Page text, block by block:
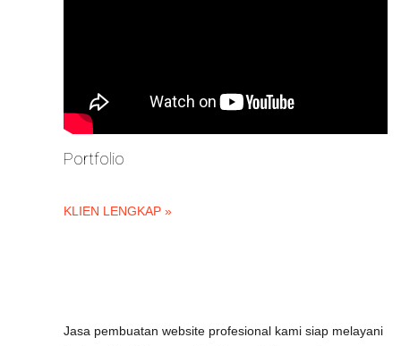
Portfolio
KLIEN LENGKAP »
Jasa pembuatan website profesional kami siap melayani